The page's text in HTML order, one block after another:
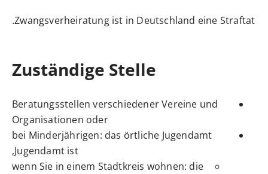
Zwangsverheiratung ist in Deutschland eine Straftat.
Zuständige Stelle
Beratungsstellen verschiedener Vereine und
Organisationen oder
bei Minderjährigen: das örtliche Jugendamt
Jugendamt ist,
wenn Sie in einem Stadtkreis wohnen: die